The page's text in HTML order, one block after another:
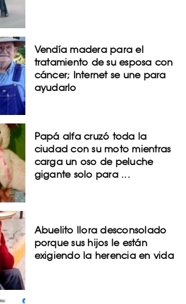
Vendía madera para el
tratamiento de su esposa con
cáncer; Internet se une para
ayudarlo
Papá alfa cruzó toda la
ciudad con su moto mientras
carga un oso de peluche
gigante solo para ...
Abuelito llora desconsolado
porque sus hijos le están
exigiendo la herencia en vida